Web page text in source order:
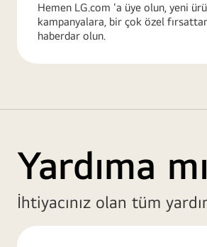
Hemen LG.com 'a üye olun, yeni
kampanyalara, bir çok özel
haberdar olun.
Yardıma
İhtiyacınız olan tüm